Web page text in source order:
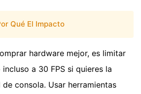
Qué El Impacto
hardware mejor, es limitar
a 30 FPS si quieres la
consola. Usar herramientas